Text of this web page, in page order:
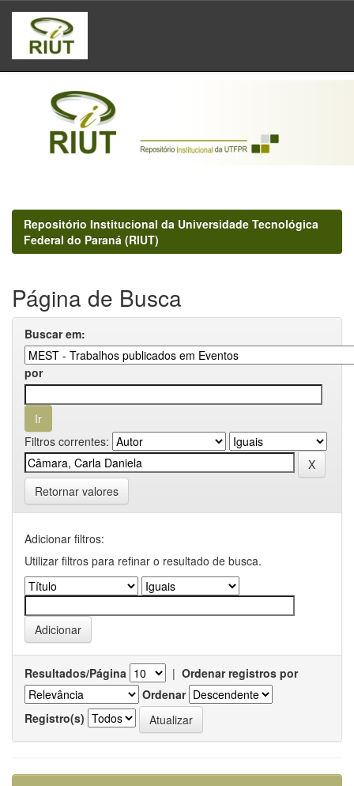
Skip
navigation
Repositório Institucional da Universidade Tecnológica
Federal do Paraná (RIUT)
Página de Busca
Buscar em:
por
Filtros correntes:
Retornar valores
Adicionar filtros:
Utilizar filtros para refinar o resultado de busca.
Resultados/Página | Ordenar registros por
Ordenar
Registro(s)